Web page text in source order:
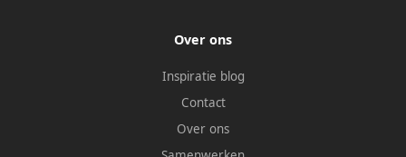
Over ons
Inspiratie blog
Contact
Over ons